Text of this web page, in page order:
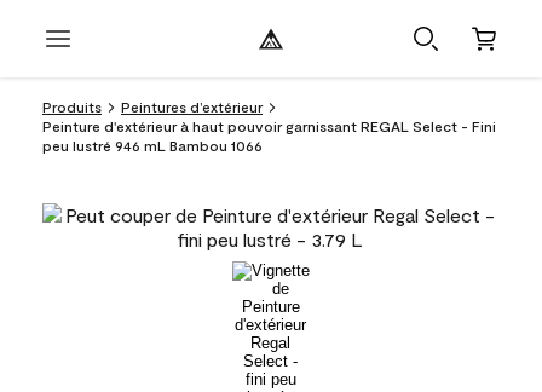
Produits
Peintures d’extérieur
Peinture d'extérieur à haut pouvoir garnissant REGAL Select - Fini
peu lustré 946 mL Bambou 1066